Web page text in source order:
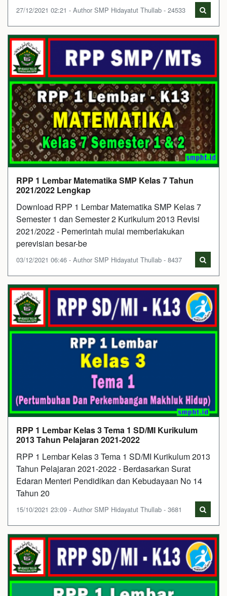
27/12/2021 02:21 - Author SMP Hidayatut Thullab - 24533
RPP 1 Lembar Matematika SMP Kelas 7 Tahun
2021/2022 Lengkap
Download RPP 1 Lembar Matematika SMP Kelas 7
Semester 1 dan Semester 2 Kurikulum 2013 Revisi
2021/2022 - Pemerintah mulai memberlakukan
perevisian besar-be
03/12/2021 06:46 - Author SMP Hidayatut Thullab - 8437
RPP 1 Lembar Kelas 3 Tema 1 SD/MI Kurikulum
2013 Tahun Pelajaran 2021-2022
RPP 1 Lembar Kelas 3 Tema 1 SD/MI Kurikulum 2013
Tahun Pelajaran 2021-2022 - Berdasarkan Surat
Edaran Menteri Pendidikan dan Kebudayaan No 14
Tahun 20
15/10/2021 23:09 - Author SMP Hidayatut Thullab - 3681